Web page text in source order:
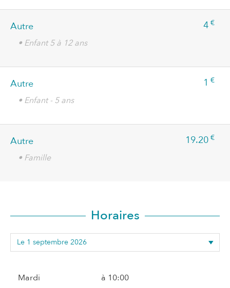
Autre 4 €
• Enfant 5 à 12 ans
Autre 1 €
• Enfant - 5 ans
Autre 19.20 €
• Famille
Horaires
Mardi à 10:00